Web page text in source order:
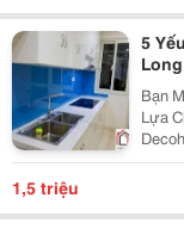
5
Bạn
Lựa
Tất
1,5 triệu